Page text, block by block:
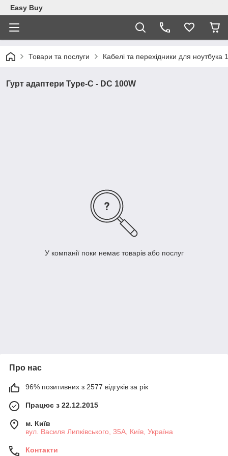
Easy Buy
Товари та послуги Кабелі та перехідники для ноутбука
Гурт адаптери Type-C - DC 100W
У компанії поки немає товарів або послуг
Про нас
96% позитивних з 2577 відгуків за рік
Працює з 22.12.2015
м. Київ
вул. Василя Липківського, 35А, Київ, Україна
Контакти